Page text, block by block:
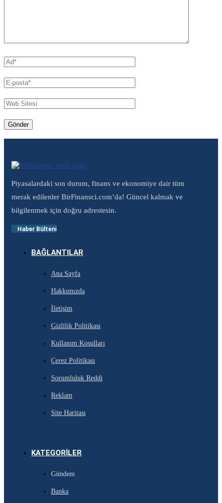
Piyasalardaki son durum, finans ve ekonomiye dair tüm
merak edilenler BirFinansci.com’da! Güncel kalmak ve
bilgilenmek için doğru adrestesin.
Haber Bülteni
BAĞLANTILAR
Ana Sayfa
Hakkımızda
İletişim
Gizlilik Politikası
Kullanım Koşulları
Çerez Politikası
Sorumluluk Reddi
Reklam
Site Haritası
KATEGORILER
Gündem
Banka